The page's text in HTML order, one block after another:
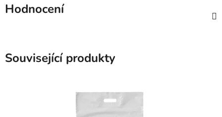
Hodnocení
Související produkty